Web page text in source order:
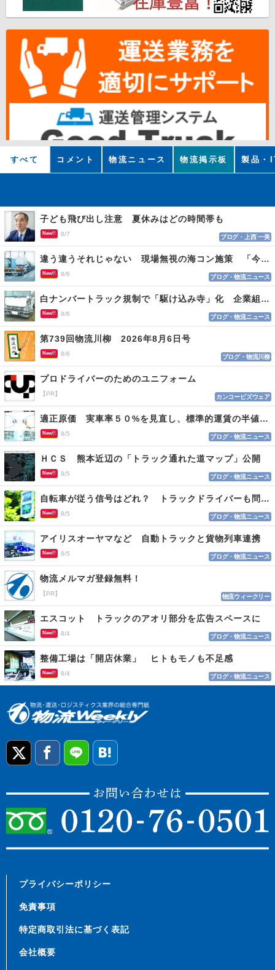
すべて コメント 物流ニュース 物流掲示板 製品・
子ども飛び出し注意 夏休みはどの時間帯も
New!! 8/7 ブログ・上西 一美
違う違うそれじゃない 現場無視の海コン施策 「今でも平均２～３時間は待つ」
New!! 8/6 ブログ・物流ニュース
白ナンバートラック規制で「駆け込み寺」化 企業組合が入会基準を見直しへ
New!! 8/6 ブログ・物流ニュース
第739回物流川柳 2026年8月6日号
New!! 8/6 ブログ・物流川柳
プロドライバーのためのユニフォーム
【PR】 カンコービズウェア
適正原価 実車率５０%を見直し、標準的運賃の半値の恐れも
New!! 8/5 ブログ・物流ニュース
ＨＣＳ 熊本近辺の「トラック通れた道マップ」公開
New!! 8/5 ブログ・物流ニュース
自転車が従う信号はどれ？ トラックドライバーも問われる認識
New!! 8/5 ブログ・物流ニュース
アイリスオーヤマなど 自動トラックと貨物列車連携
New!! 8/5 ブログ・物流ニュース
物流メルマガ登録無料！
【PR】 物流ウィークリー
エスコット トラックのアオリ部分を広告スペースに
New!! 8/4 ブログ・物流ニュース
整備工場は「開店休業」 ヒトもモノも不足感
New!! 8/4 ブログ・物流ニュース
プライバシーポリシー
免責事項
特定商取引法に基づく表記
会社概要